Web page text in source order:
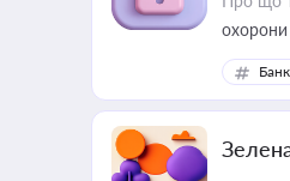
охорони